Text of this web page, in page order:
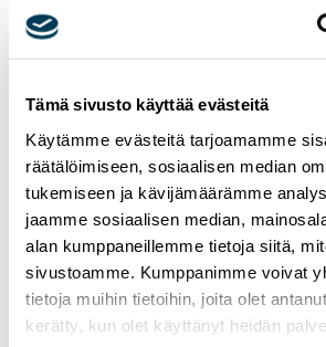
Tämä sivusto käyttää evästeitä
Käytämme evästeitä tarjoamamme
räätälöimiseen, sosiaalisen median
tukemiseen ja kävijämäärämme
jaamme sosiaalisen median,
alan kumppaneillemme tietoja siitä,
sivustoamme. Kumppanimme voivat
tietoja muihin tietoihin, joita olet
kerätty, kun olet käyttänyt heidän
Samalla lomakkeella voit tilata
EU EUROOPPA